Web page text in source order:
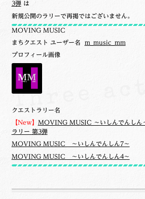
3弾は
新規公開のラリーで再掲ではございません。
MOVING MUSIC
まちクエスト ユーザー名 m_music_mm
プロフィール画像
クエストラリー名
【New】
MOVING MUSIC ～いしんでんしん
ラリー 第3弾
MOVING MUSIC ～いしんでんしん7～
MOVING MUSIC ～いしんでんしん4～